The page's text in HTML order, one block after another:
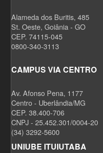
Alameda dos Buritis, 485
St. Oeste, Goiânia - GO
CEP. 74115-045
0800-340-3113
CAMPUS VIA CENTRO
Av. Afonso Pena, 1177
Centro - Uberlândia/MG
CEP. 38.400-706
CNPJ - 25.452.301/0004-20
(34) 3292-5600
UNIUBE ITUIUTABA